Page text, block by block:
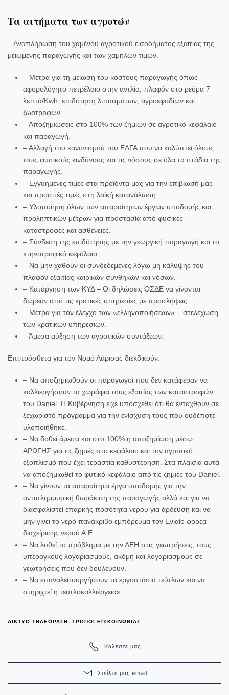
Τα αιτήματα των αγροτών
– Αναπλήρωση του χαμένου αγροτικού εισοδήματος εξαιτίας της
μειωμένης παραγωγής και των χαμηλών τιμών.
– Μέτρα για τη μείωση του κόστους παραγωγής όπως
αφορολόγητο πετρέλαιο στην αντλία, πλαφόν στο ρεύμα 7
λεπτά/Kwh, επιδότηση λιπασμάτων, αγροεφοδίων και
ζωοτροφών.
– Αποζημιώσεις στο 100% των ζημιών σε αγροτικό κεφάλαιο
και παραγωγή.
– Αλλαγή του κανονισμού του ΕΛΓΑ που να καλύπτει όλους
τους φυσικούς κινδύνους και τις νόσους σε όλα τα στάδια της
παραγωγής.
– Εγγυημένες τιμές στα προϊόντα μας για την επιβίωσή μας
και προσιτές τιμές στη λαϊκή κατανάλωση.
– Υλοποίηση όλων των απαραίτητων έργων υποδομής και
προληπτικών μέτρων για προστασία από φυσικές
καταστροφές και ασθένειες.
– Σύνδεση της επιδότησης με την γεωργική παραγωγή και το
κτηνοτροφικό κεφάλαιο.
– Να μην χαθούν οι συνδεδεμένες λόγω μη κάλυψης του
πλαφόν εξαιτίας καιρικών συνθηκών και νόσων.
– Κατάργηση των ΚΥΔ – Οι δηλώσεις ΟΣΔΕ να γίνονται
δωρεάν από τις κρατικές υπηρεσίες με προσλήψεις.
– Μέτρα για τον έλεγχο των «ελληνοποιήσεων» – στελέχωση
των κρατικών υπηρεσιών.
– Άμεσα αύξηση των αγροτικών συντάξεων.
Επιπρόσθετα για τον Νομό Λάρισας διεκδικούν:
– Να αποζημιωθούν οι παραγωγοί που δεν κατάφεραν να
καλλιεργήσουν τα χωράφια τους εξαιτίας των καταστροφών
του Daniel. Η Κυβέρνηση είχε υποσχεθεί ότι θα ενταχθούν σε
ξεχωριστό πρόγραμμα για την ενίσχυση τους που ουδέποτε
υλοποιήθηκε.
– Να δοθεί άμεσα και στο 100% η αποζημίωση μέσω
ΑΡΩΓΗΣ για τις ζημιές στο κεφάλαιο και τον αγροτικό
εξοπλισμό που έχει τεράστια καθυστέρηση. Στα πλαίσια αυτά
να αποζημιωθεί το φυτικό κεφάλαιο από τις ζημιές του Daniel.
– Να γίνουν τα απαραίτητα έργα υποδομής για την
αντιπλημμυρική θωράκιση της παραγωγής αλλά και για να
διασφαλιστεί επαρκής ποσότητα νερού για άρδευση και να
μην γίνει το νερό πανάκριβο εμπόρευμα τον Ενιαίο φορέα
διαχείρισης νερού Α.Ε.
– Να λυθεί το πρόβλημα με την ΔΕΗ στις γεωτρήσεις, τους
υπέρογκους λογαριασμούς, ακόμη και λογαριασμούς σε
γεωτρήσεις που δεν δουλεύουν.
– Να επαναλειτουργήσουν τα εργοστάσια τεύτλων και να
στηριχτεί η τευτλοκαλλιέργεια».
ΔΙΚΤΥΟ ΤΗΛΕΟΡΑΣΗ- ΤΡΟΠΟΙ ΕΠΙΚΟΙΝΩΝΙΑΣ
Καλέστε μας
Στείλτε μας email